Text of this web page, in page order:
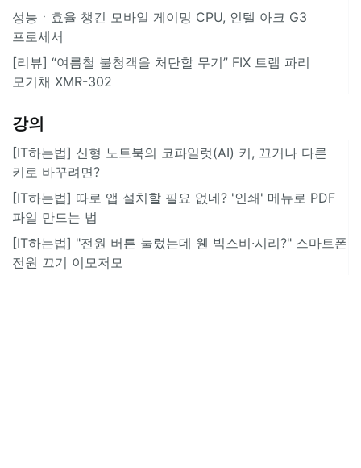
성능ㆍ효율 챙긴 모바일 게이밍 CPU, 인텔 아크 G3
프로세서
[리뷰] “여름철 불청객을 처단할 무기” FIX 트랩 파리
모기채 XMR-302
강의
[IT하는법] 신형 노트북의 코파일럿(AI) 키, 끄거나 다른
키로 바꾸려면?
[IT하는법] 따로 앱 설치할 필요 없네? '인쇄' 메뉴로 PDF
파일 만드는 법
[IT하는법] "전원 버튼 눌렀는데 웬 빅스비·시리?" 스마트폰
전원 끄기 이모저모